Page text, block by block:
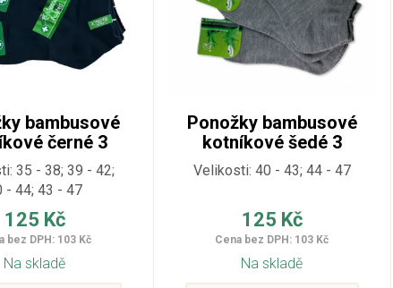
bambusové
černé 3
páry
35 - 38; 39 - 42;
- 44; 43 - 47
125 Kč
bez DPH: 103 Kč
Na skladě
Ponožky bambusové
kotníkové šedé 3
páry
Velikosti: 40 - 43; 44 - 47
125 Kč
Cena bez DPH: 103 Kč
Na skladě